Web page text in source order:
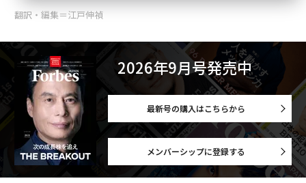
翻訳・編集＝江戸伸禎
2026年9月号発売中
最新号の購入はこちらから
メンバーシップに登録する